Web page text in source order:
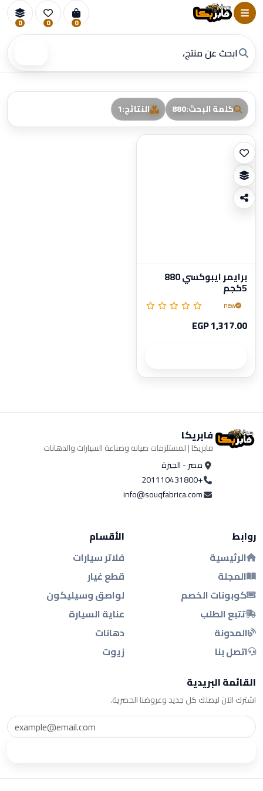
0
0
0
كلمة البحث:
880 النتائج:
1
برايمر ايبوكسي 880
5كجم
new
EGP 1,317.00
فابريكا
فابريكا | لمستلزمات صيانه وصناعة السيارات والدهانات
مصر - الجيزة
+201110431800
info@souqfabrica.com
روابط
الرئيسية
المجلة
كوبونات الخصم
تتبع الطلب
المدونة
اتصل بنا
الأقسام
فلاتر سيارات
قطع غيار
لواصق وسيليكون
عناية السيارة
دهانات
زيوت
القائمة البريدية
اشترك الآن ليصلك كل جديد وعروضنا الحصرية.